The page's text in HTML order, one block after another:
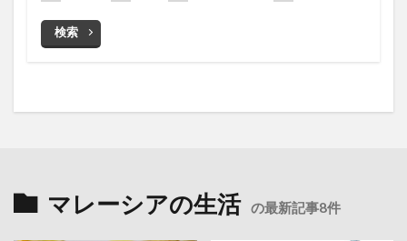
検索
マレーシアの生活 の最新記事8件